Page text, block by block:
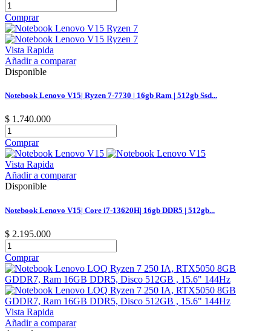
Comprar
Vista Rapida
Añadir a comparar
Disponible
Notebook Lenovo V15| Ryzen 7-7730 | 16gb Ram | 512gb Ssd...
$ 1.740.000
Comprar
Vista Rapida
Añadir a comparar
Disponible
Notebook Lenovo V15| Core i7-13620H| 16gb DDR5 | 512gb...
$ 2.195.000
Comprar
Vista Rapida
Añadir a comparar